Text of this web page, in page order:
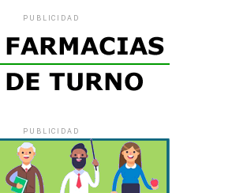
WhatsApp
PUBLICIDAD
PUBLICIDAD